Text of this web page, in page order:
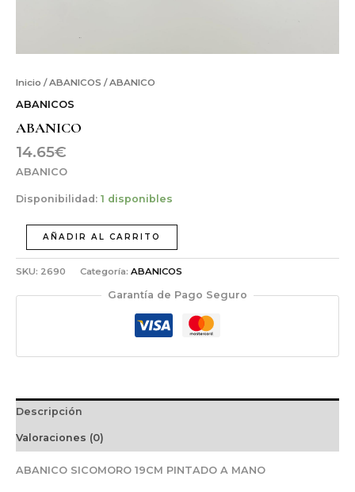
Inicio /ABANICOS / ABANICO
ABANICOS
ABANICO
14.65€
ABANICO
Disponibilidad: 1 disponibles
AÑADIR AL CARRITO
SKU: 2690 Categoría: ABANICOS
Garantía de Pago Seguro
Descripción
Valoraciones (0)
ABANICO SICOMORO 19CM PINTADO A MANO